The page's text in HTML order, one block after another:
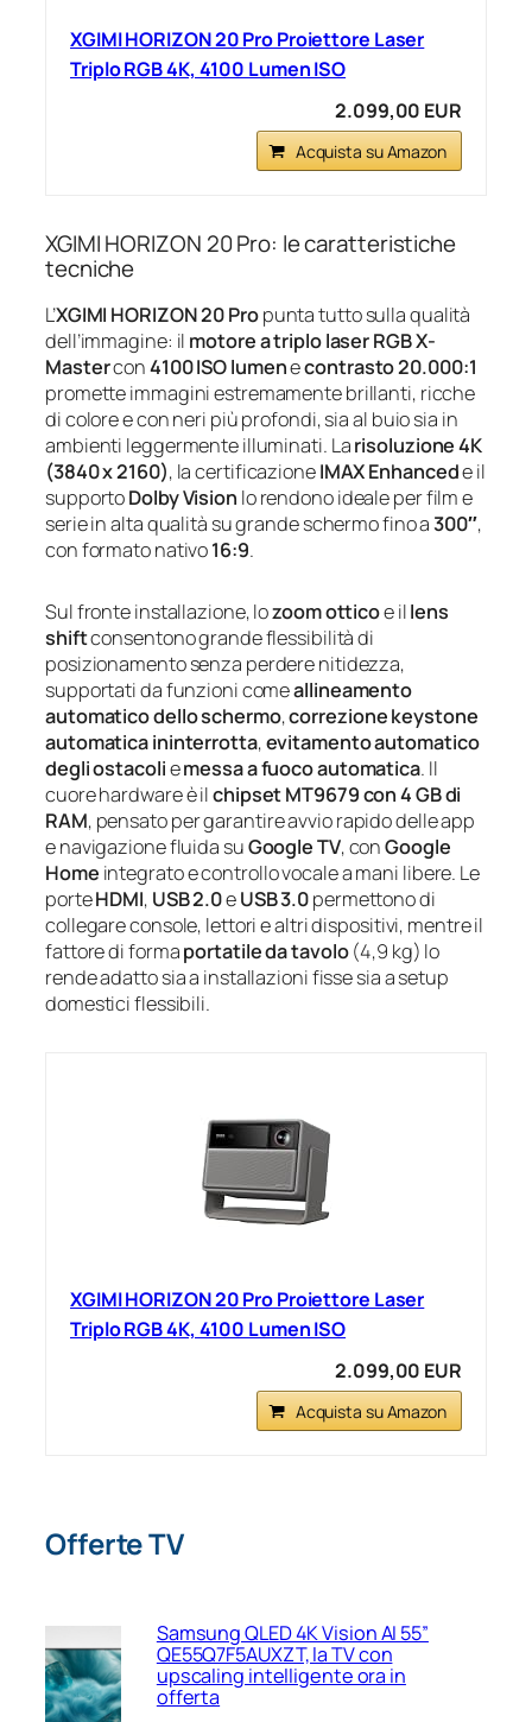
XGIMI HORIZON 20 Pro Proiettore Laser
Triplo RGB 4K, 4100 Lumen ISO
2.099,00 EUR
Acquista su Amazon
XGIMI HORIZON 20 Pro: le caratteristiche
tecniche
L’XGIMI HORIZON 20 Propunta tutto sulla qualità
dell’immagine: il motore a triplo laser RGB X-
Mastercon4100 ISO lumenecontrasto 20.000:1
promette immagini estremamente brillanti, ricche
di colore e con neri più profondi, sia al buio sia in
ambienti leggermente illuminati. Larisoluzione 4K
(3840 x 2160), la certificazioneIMAX Enhancede il
supportoDolby Vision lo rendono ideale per film e
serie in alta qualità su grande schermo fino a300″,
con formato nativo16:9.
Sul fronte installazione, lozoom otticoe illens
shiftconsentono grande flessibilità di
posizionamento senza perdere nitidezza,
supportati da funzioni comeallineamento
automatico dello schermo,correzione keystone
automatica ininterrotta,evitamento automatico
degli ostacoliemessa a fuoco automatica. Il
cuore hardware è ilchipset MT9679 con 4 GB di
RAM, pensato per garantire avvio rapido delle app
e navigazione fluida suGoogle TV, conGoogle
Home integrato e controllo vocale a mani libere. Le
porteHDMI, USB 2.0eUSB 3.0permettono di
collegare console, lettori e altri dispositivi, mentre il
fattore di formaportatile da tavolo(4,9 kg) lo
rende adatto sia a installazioni fisse sia a setup
domestici flessibili.
XGIMI HORIZON 20 Pro Proiettore Laser
Triplo RGB 4K, 4100 Lumen ISO
2.099,00 EUR
Acquista su Amazon
Offerte TV
Samsung QLED 4K Vision AI 55”
QE55Q7F5AUXZT, la TV con
upscaling intelligente ora in
offerta